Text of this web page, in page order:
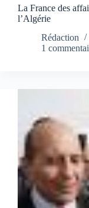
La France des
l’Algérie
Rédaction
1